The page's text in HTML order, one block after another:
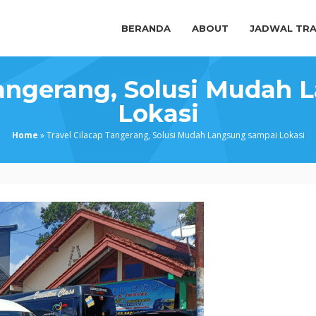
BERANDA ABOUT JADWAL
Solusi Mudah
Lokasi
Home »Travel Cilacap Tangerang, Solusi Mudah Langsung sampai Lokasi